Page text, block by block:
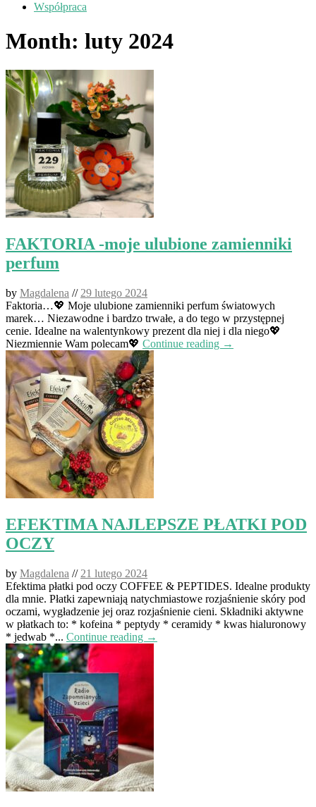
Współpraca
Month: luty 2024
FAKTORIA -moje ulubione zamienniki
perfum
by Magdalena // 29 lutego 2024
Faktoria…💖 Moje ulubione zamienniki perfum światowych
marek… Niezawodne i bardzo trwałe, a do tego w przystępnej
cenie. Idealne na walentynkowy prezent dla niej i dla niego💖
Niezmiennie Wam polecam💖 Continue reading →
EFEKTIMA NAJLEPSZE PŁATKI POD
OCZY
by Magdalena // 21 lutego 2024
Efektima płatki pod oczy COFFEE & PEPTIDES. Idealne produkty
dla mnie. Płatki zapewniają natychmiastowe rozjaśnienie skóry pod
oczami, wygładzenie jej oraz rozjaśnienie cieni. Składniki aktywne
w płatkach to: * kofeina * peptydy * ceramidy * kwas hialuronowy
* jedwab *... Continue reading →